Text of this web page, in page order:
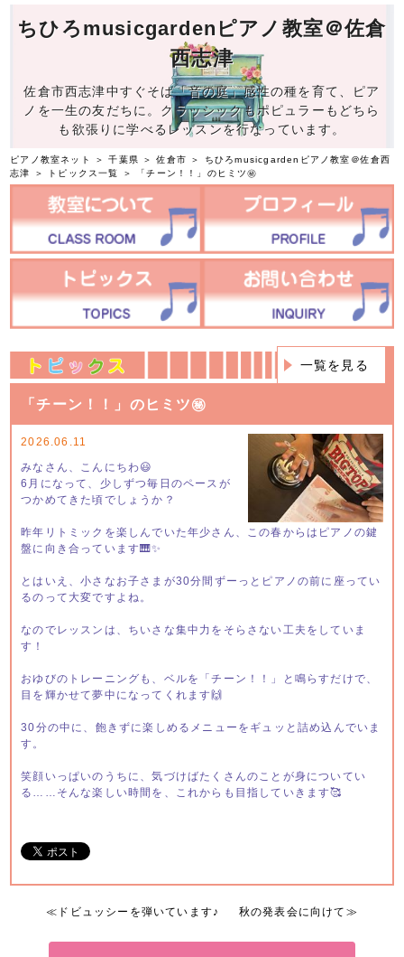
ちひろmusicgardenピアノ教室＠佐倉
西志津
佐倉市西志津中すぐそば「音の庭」感性の種を育て、ピア
ノを一生の友だちに。クラッシックもポピュラーもどちら
も欲張りに学べるレッスンを行なっています。
ピアノ教室ネット ＞千葉県 ＞佐倉市 ＞
ちひろmusicgardenピアノ教室＠佐倉西
志津
＞ トピックス一覧 ＞ 「チーン！！」のヒミツ㊙️
一覧を見る
「チーン！！」のヒミツ㊙️
2026.06.11
みなさん、こんにちわ😃
6月になって、少しずつ毎日のペースが
つかめてきた頃でしょうか？
昨年リトミックを楽しんでいた年少さん、この春からはピアノの鍵
盤に向き合っています🎹✨
とはいえ、小さなお子さまが30分間ずーっとピアノの前に座ってい
るのって大変ですよね。
なのでレッスンは、ちいさな集中力をそらさない工夫をしていま
す！
おゆびのトレーニングも、ベルを「チーン！！」と鳴らすだけで、
目を輝かせて夢中になってくれます🙌
30分の中に、飽きずに楽しめるメニューをギュッと詰め込んでいま
す。
笑顔いっぱいのうちに、気づけばたくさんのことが身についてい
る……そんな楽しい時間を、これからも目指していきます🥰
≪ ドビュッシーを弾いています♪ 秋の発表会に向けて ≫